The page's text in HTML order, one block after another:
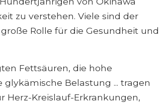
zu verstehen. Viele sind der
Rolle für die Gesundheit und
Fettsäuren, die hohe
Belastung ... tragen
Herz-Kreislauf-Erkrankungen,